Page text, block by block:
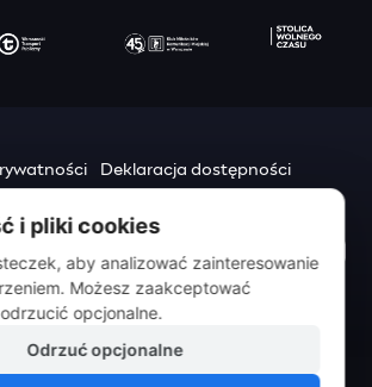
Deklaracja dostępności
i pliki cookies
aby analizować zainteresowanie
Możesz zaakceptować
opcjonalne.
Odrzuć opcjonalne